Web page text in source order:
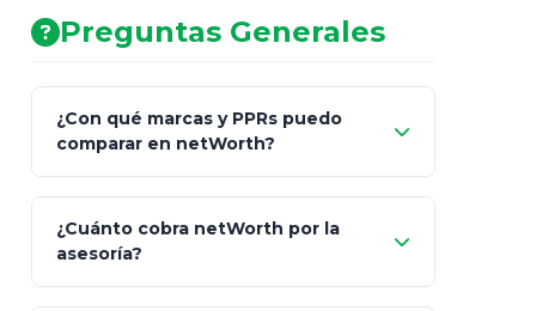
Preguntas Generales
¿Con qué marcas y PPRs puedo
comparar en netWorth?
¿Cuánto cobra netWorth por la
asesoría?